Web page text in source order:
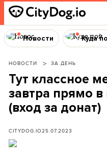
Новости Куда
НОВОСТИ ЗА ДЕНЬ
Тут классное
завтра прямо
(вход за донат)
CITYDOG.IO25.07.2023